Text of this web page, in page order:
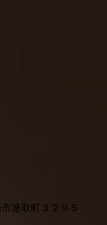
連取町３２９５